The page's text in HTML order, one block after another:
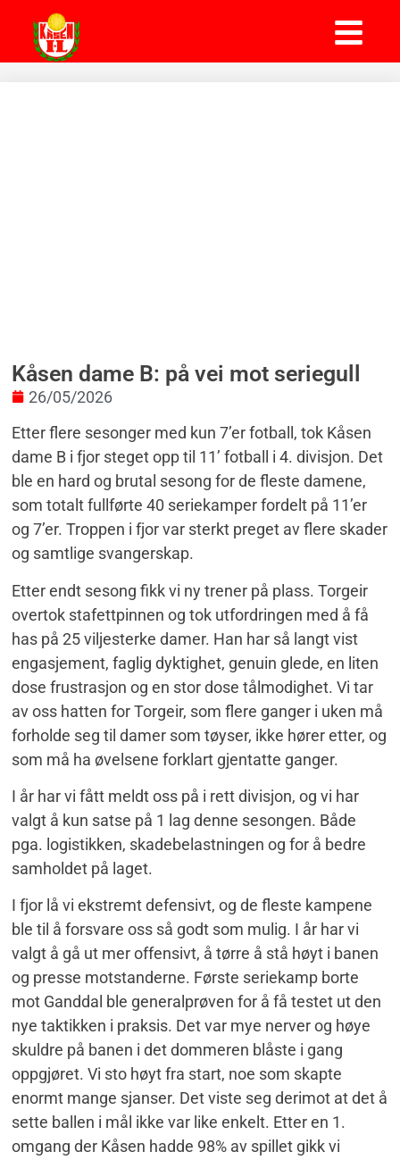
Kåsen dame B: på vei mot seriegull
26/05/2026
Etter flere sesonger med kun 7’er fotball, tok Kåsen
dame B i fjor steget opp til 11’ fotball i 4. divisjon. Det
ble en hard og brutal sesong for de fleste damene,
som totalt fullførte 40 seriekamper fordelt på 11’er
og 7’er. Troppen i fjor var sterkt preget av flere skader
og samtlige svangerskap.
Etter endt sesong fikk vi ny trener på plass. Torgeir
overtok stafettpinnen og tok utfordringen med å få
has på 25 viljesterke damer. Han har så langt vist
engasjement, faglig dyktighet, genuin glede, en liten
dose frustrasjon og en stor dose tålmodighet. Vi tar
av oss hatten for Torgeir, som flere ganger i uken må
forholde seg til damer som tøyser, ikke hører etter, og
som må ha øvelsene forklart gjentatte ganger.
I år har vi fått meldt oss på i rett divisjon, og vi har
valgt å kun satse på 1 lag denne sesongen. Både
pga. logistikken, skadebelastningen og for å bedre
samholdet på laget.
I fjor lå vi ekstremt defensivt, og de fleste kampene
ble til å forsvare oss så godt som mulig. I år har vi
valgt å gå ut mer offensivt, å tørre å stå høyt i banen
og presse motstanderne. Første seriekamp borte
mot Ganddal ble generalprøven for å få testet ut den
nye taktikken i praksis. Det var mye nerver og høye
skuldre på banen i det dommeren blåste i gang
oppgjøret. Vi sto høyt fra start, noe som skapte
enormt mange sjanser. Det viste seg derimot at det å
sette ballen i mål ikke var like enkelt. Etter en 1.
omgang der Kåsen hadde 98% av spillet gikk vi